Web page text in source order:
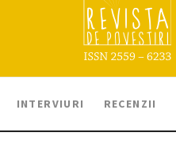
INTERVIURI RECENZII